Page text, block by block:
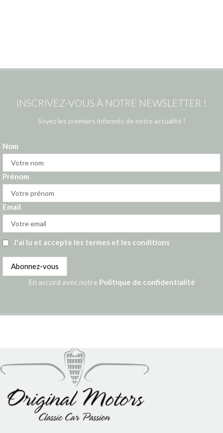
INSCRIVEZ-VOUS À NOTRE NEWSLETTER !
Soyez les premiers informés de notre actualité !
Nom
Prénom
Email
J'ai lu et accepte les termes et les conditions
En accord avec notre Politique de confidentialité